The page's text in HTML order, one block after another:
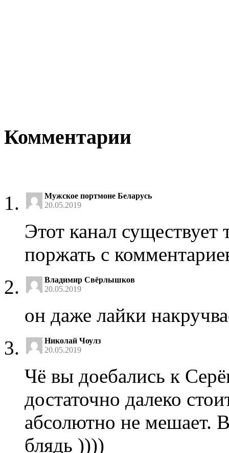
Комментарии
Мужское портмоне Беларусь
20.05.2019
Этот канал
поржать с
Владимир Свёрлышков
20.05.2019
он даже лайки
Николай Чоулз
20.05.2019
Чё вы доебались к
достаточно далеко
абсолютно не мешает.
блядь ))))